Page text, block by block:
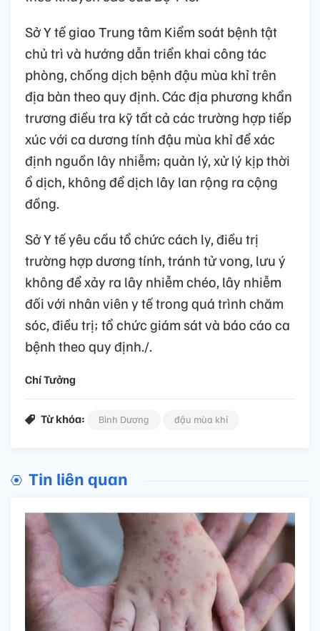
Sở Y tế giao Trung tâm Kiểm soát bệnh tật
chủ trì và hướng dẫn triển khai công tác
phòng, chống dịch bệnh đậu mùa khỉ trên
địa bàn theo quy định. Các địa phương khẩn
trương điều tra kỹ tất cả các trường hợp tiếp
xúc với ca dương tính đậu mùa khỉ để xác
định nguồn lây nhiễm; quản lý, xử lý kịp thời
ổ dịch, không để dịch lây lan rộng ra cộng
đồng.
Sở Y tế yêu cầu tổ chức cách ly, điều trị
trường hợp dương tính, tránh tử vong, lưu ý
không để xảy ra lây nhiễm chéo, lây nhiễm
đối với nhân viên y tế trong quá trình chăm
sóc, điều trị; tổ chức giám sát và báo cáo ca
bệnh theo quy định./.
Chí Tưởng
Từ khóa: Bình Dương đậu mùa khỉ
Tin liên quan